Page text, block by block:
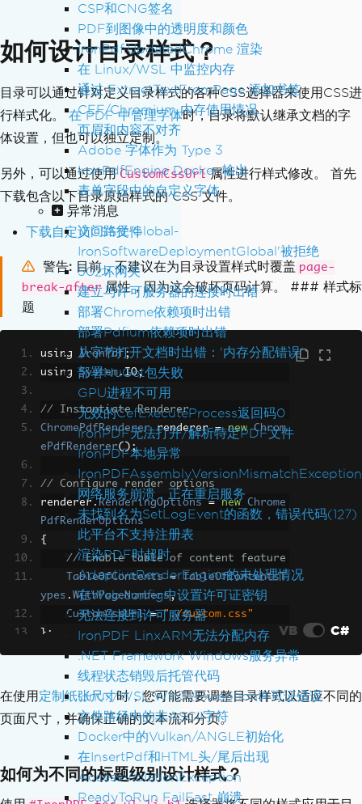
CSP和CNG签名
PDF到图像中的透明度和颜色
IronPdf.UpdatedChrome 渲染
在 Linux/WSL 中监控内存
通过 ExtractTextFromPage 添加书签
CEF/Chromium 内存使用情况
页眉和内容不对齐
Adobe 字体作为 Type 3
IronPdfEngine Docker 输出
表单字段中的自定义字体
异常消息
访问路径'Global-
IronSoftwareDeploymentGlobal'被拒绝
502坏网关
建立与许可服务器的连接时出错
部署Chrome依赖项时出错
部署Pdfium依赖项时出错
从字节打开文档时出错：'内存分配错误'
部署NuGet包失败
GPU进程不可用
无效的CefExecuteProcess返回码0
IronPDF无法打开/解析特定PDF文件
IronPDF本地异常
IronPDFAssemblyVersionMismatchException
网络服务崩溃，正在重启服务
未找到名为SetLogEvent的函数，错误代码(127)
此平台不支持注册表
渲染PDF时超时
AdaptiveRenderEngine的未处理情况
在Web.config中设置许可证密钥
无法连接到许可服务器
IronPDF LinxARM无法分配内存
.NET Framework Windows服务异常
线程状态销毁后托管代码
Linux/WSL Win32Exception许可证错误
文件路径中的非ASCII字符
Docker中的Vulkan/ANGLE初始化
在InsertPdf和HTML头/尾后出现
AccessViolationException
ReadyToRun FailFast 崩溃
<p>We anticipate...
<h2>Recommendations</h2>
<p> Based on our analysis...
</body>
</html>
如何设计目录样式？
目录可以通过针对定义目录样式的各种CSS选择器来使用CSS进
行样式化。在 PDF 中管理字体时，目录将默认继承文档的字
体设置，但也可以独立定制。
另外，可以通过使用 CustomCssUrl 属性进行样式修改。 首先
下载包含以下目录原始样式的 CSS 文件。
下载自定义CSS文件
警告 目前，不建议在为目录设置样式时覆盖 page-
break-after 属性，因为这会破坏页码计算。 ### 样式标
题
using IronPdf ;
using System.IO;
// Instantiate Renderer
ChromePdfRenderer renderer = new
Chrom
ePdfRenderer();
// Configure render options
renderer . RenderingOptions = new
Chrome
PdfRenderOptions
{
// Enable table of content feature
TableOfContents
=
TableOfContentsT
ypes . WithPageNumbers,
CustomCssUrl
=
"./custom.css"
};
// Read HTML text from file
string html = File.ReadAllText ("tableO
fContent.html"
);
PdfDocument pdf = renderer.RenderHtmlA
pdf .SaveAs("tableOfContents.pdf"
VB C#
在使用 定制纸张尺寸时，您可能需要调整目录样式以适应不同的
页面尺寸，并确保正确的文本流和分页。
如何为不同的标题级别设计样式？